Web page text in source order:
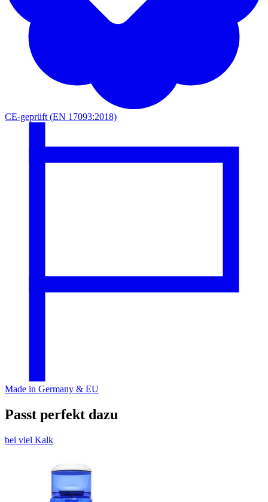
CE-geprüft (EN 17093:2018)
Made in Germany & EU
Passt perfekt dazu
bei viel Kalk